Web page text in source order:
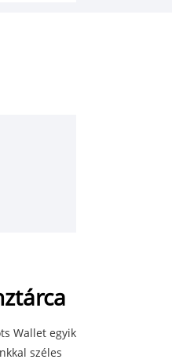
Wallet egyik
széles